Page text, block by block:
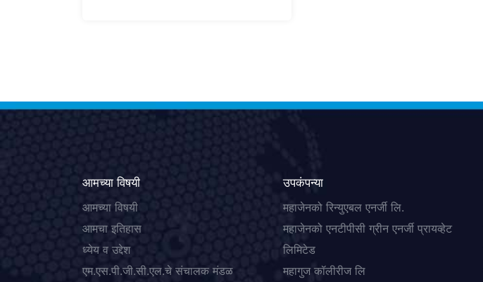
आमच्या विषयी
आमच्या विषयी
आमचा इतिहास
ध्येय व उद्देश
एम.एस.पी.जी.सी.एल.चे संचालक मंडळ
उपकंपन्या
महाजेनको रिन्युएबल एनर्जी लि.
महाजेनको एनटीपीसी ग्रीन एनर्जी प्रायव्हेट
लिमिटेड
महागुज कॉलीरीज लि